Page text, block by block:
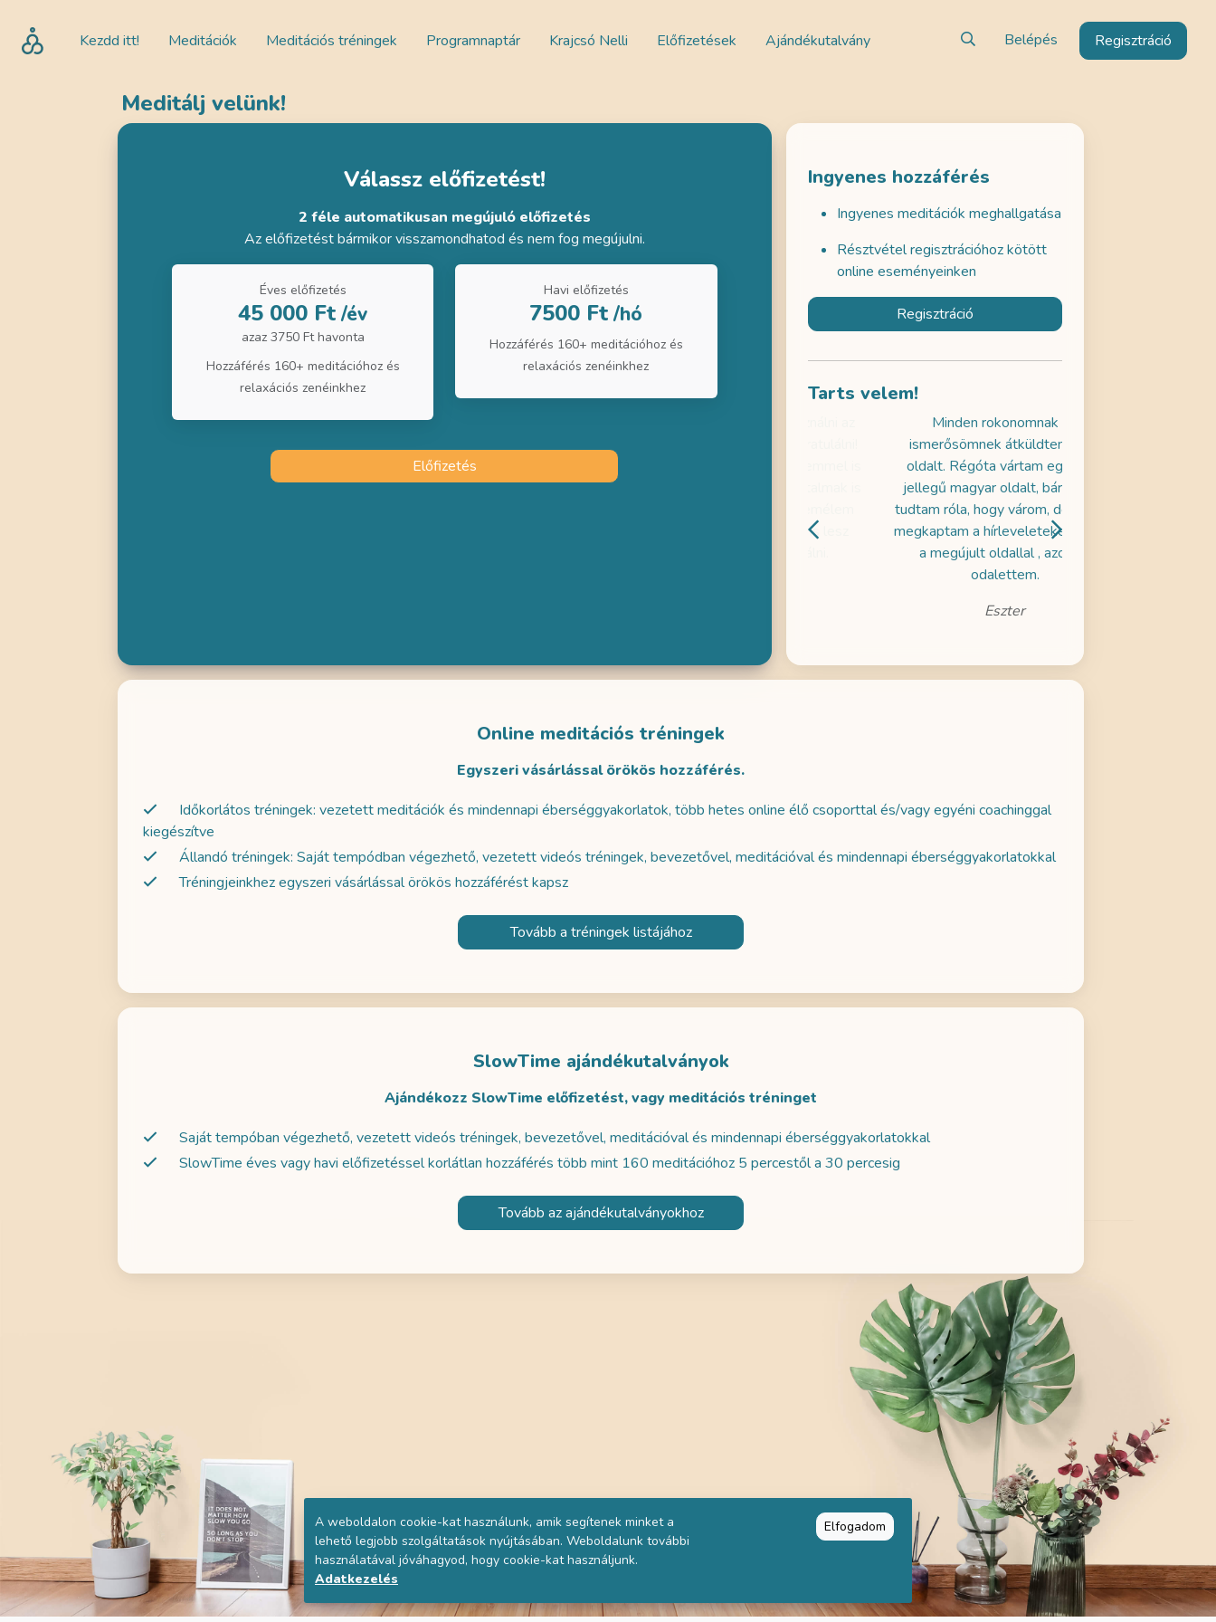
Kezdd itt! Meditációk Meditációs tréningek Programnaptár Krajcsó Nelli Előfizetések Ajándékutalvány Belépés Regisztráció
Meditálj velünk!
Válassz előfizetést!
2 féle automatikusan megújuló előfizetés
Az előfizetést bármikor visszamondhatod és nem fog megújulni.
Éves előfizetés
45 000 Ft /év
azaz 3750 Ft havonta
Hozzáférés 160+ meditációhoz és
relaxációs zenéinkhez
Havi előfizetés
7500 Ft /hó
Hozzáférés 160+ meditációhoz és
relaxációs zenéinkhez
Előfizetés
Ingyenes hozzáférés
Ingyenes meditációk meghallgatása
Résztvétel regisztrációhoz kötött
online eseményeinken
Regisztráció
Tarts velem!
Nelli csodálatos, és megnyugtató
gyakorlás nagyon jó kiszakás a
mindennapok pörgéséből,
szuper lett, és persze a tartalmak is
Minden rokonomnak és
ismerősömnek átküldtem az új
oldalt. Régóta vártam egy ilyen
jellegű magyar oldalt, bár nem is
tudtam róla, hogy várom, de amikor
megkaptam a hírleveleteket, benne
a megújult oldallal , azonnal
Online meditációs tréningek
Egyszeri vásárlással örökös hozzáférés.
Időkorlátos tréningek: vezetett meditációk és mindennapi éberséggyakorlatok, több hetes online élő csoporttal és/vagy egyéni coachinggal
kiegészítve
Állandó tréningek: Saját tempódban végezhető, vezetett videós tréningek, bevezetővel, meditációval és mindennapi éberséggyakorlatokkal
Tréningjeinkhez egyszeri vásárlással örökös hozzáférést kapsz
Tovább a tréningek listájához
SlowTime ajándékutalványok
Ajándékozz SlowTime előfizetést, vagy meditációs tréninget
Saját tempóban végezhető, vezetett videós tréningek, bevezetővel, meditációval és mindennapi éberséggyakorlatokkal
SlowTime éves vagy havi előfizetéssel korlátlan hozzáférés több mint 160 meditációhoz 5 percestől a 30 percesig
Tovább az ajándékutalványokhoz
A weboldalon cookie-kat használunk, amik segítenek minket a
lehető legjobb szolgáltatások nyújtásában. Weboldalunk további
használatával jóváhagyod, hogy cookie-kat használjunk.
Adatkezelés
Elfogadom